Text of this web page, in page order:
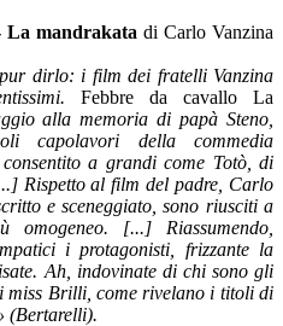
La mandrakata di Carlo Vanzina
dirlo: i film dei fratelli Vanzina
Febbre da cavallo La
alla memoria di papà Steno,
capolavori della commedia
a grandi come Totò, di
Rispetto al film del padre, Carlo
e sceneggiato, sono riusciti a
[...] Riassumendo,
i protagonisti, frizzante la
Ah, indovinate di chi sono gli
miss Brilli, come rivelano i titoli di
(Bertarelli).